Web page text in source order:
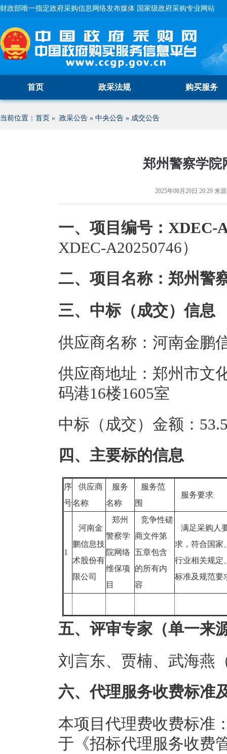
财政部唯一指定政府采购信息网络发布媒体 国家级政府采购专业网站
首页 政采法规 购买服务
当前位置： 首页 » 政采公告 » 中央公告 » 成交公告
郑州警察学院
2025年08月20日 20:29 来
一、项目编号：XDEC-
XDEC-A20250746）
二、项目名称：郑州警
三、中标（成交）信息
供应商名称：河南金鹏
供应商地址：郑州市文
码港16楼1605室
中标（成交）金额：
四、主要标的信息
序
号
供应商
名称
服务
名称
服务范
围
服务要求
1
河南金
鹏信息技
术股份有
限公司
郑州
警察学
院网络
维保项
目
竞争性磋
商文件第
五章包含
的所有内
容
满足采购人
求，符合国家
行业相关规定
标准及规范
五、评审专家（单一来
刘言东、贾楠、武海燕
六、代理服务收费标准
本项目代理费收费标准
于《招标代理服务收费